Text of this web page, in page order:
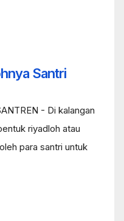
Santri
- Di kalangan
riyadloh atau
para santri untuk